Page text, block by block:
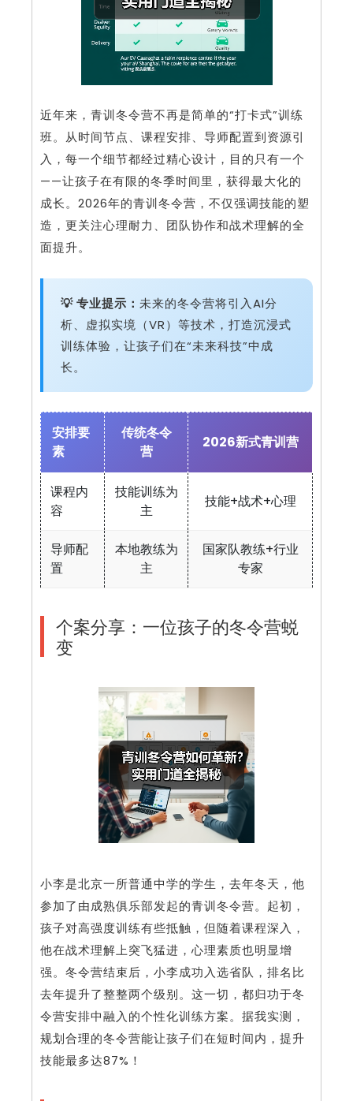
近年来，青训冬令营不再是简单的“打卡式”训练
班。从时间节点、课程安排、导师配置到资源引
入，每一个细节都经过精心设计，目的只有一个
——让孩子在有限的冬季时间里，获得最大化的
成长。2026年的青训冬令营，不仅强调技能的塑
造，更关注心理耐力、团队协作和战术理解的全
面提升。
💡 专业提示： 未来的冬令营将引入AI分
析、虚拟实境（VR）等技术，打造沉浸式
训练体验，让孩子们在“未来科技”中成
长。
安排要
素
传统冬令
营
2026新式青训营
课程内
容
技能训练为
主
技能+战术+心理
导师配
置
本地教练为
主
国家队教练+行业
专家
个案分享：一位孩子的冬令营蜕
变
小李是北京一所普通中学的学生，去年冬天，他
参加了由成熟俱乐部发起的青训冬令营。起初，
孩子对高强度训练有些抵触，但随着课程深入，
他在战术理解上突飞猛进，心理素质也明显增
强。冬令营结束后，小李成功入选省队，排名比
去年提升了整整两个级别。这一切，都归功于冬
令营安排中融入的个性化训练方案。据我实测，
规划合理的冬令营能让孩子们在短时间内，提升
技能最多达87%！